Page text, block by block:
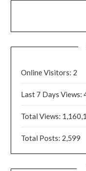
Online Visitors: 2
Last 7 Days Views:
Total Views:
Total Posts: 2,599